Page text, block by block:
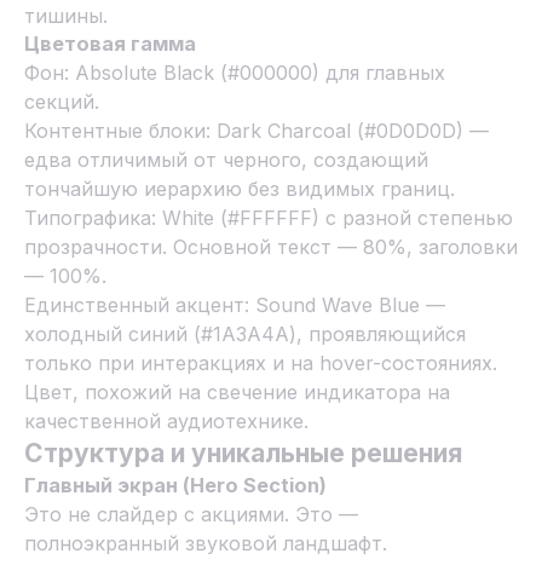
тишины.
Цветовая гамма
Фон: Absolute Black (#000000) для главных
секций.
Контентные блоки: Dark Charcoal (#0D0D0D) —
едва отличимый от черного, создающий
тончайшую иерархию без видимых границ.
Типографика: White (#FFFFFF) с разной степенью
прозрачности. Основной текст — 80%, заголовки
— 100%.
Единственный акцент: Sound Wave Blue —
холодный синий (#1A3A4A), проявляющийся
только при интеракциях и на hover-состояниях.
Цвет, похожий на свечение индикатора на
качественной аудиотехнике.
Структура и уникальные решения
Главный экран (Hero Section)
Это не слайдер с акциями. Это —
полноэкранный звуковой ландшафт.